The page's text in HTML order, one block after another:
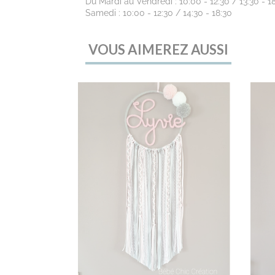
Samedi : 10:00 - 12:30 / 14:30 - 18:30
VOUS AIMEREZ AUSSI